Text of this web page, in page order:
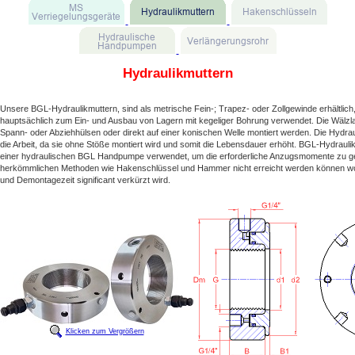
Hydraulikmuttern
Unsere BGL-Hydraulikmuttern, sind als metrische Fein-; Trapez- oder Zollgewinde
hauptsächlich zum Ein- und Ausbau von Lagern mit kegeliger Bohrung verwendet. Die
Spann- oder Abziehhülsen oder direkt auf einer konischen Welle montiert werden. Die
die Arbeit, da sie ohne Stöße montiert wird und somit die Lebensdauer erhöht. BGL-
einer hydraulischen BGL Handpumpe verwendet, um die erforderliche Anzugsmomente zu
herkömmlichen Methoden wie Hakenschlüssel und Hammer nicht erreicht werden können
und Demontagezeit significant verkürzt wird.
Klicken zum Vergrößern